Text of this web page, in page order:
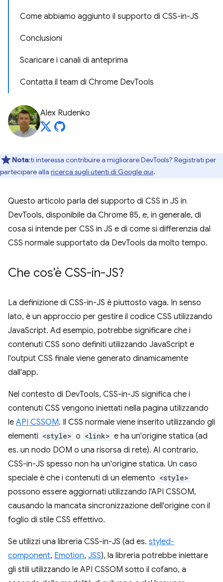
Come abbiamo aggiunto il supporto di CSS-in-JS
Conclusioni
Scaricare i canali di anteprima
Contatta il team di Chrome DevTools
Alex Rudenko
Nota:ti interessa contribuire a migliorare DevTools? Registrati per
partecipare alla ricerca sugli utenti di Google qui.
Questo articolo parla del supporto di CSS in JS in
DevTools, disponibile da Chrome 85, e, in generale, di
cosa si intende per CSS in JS e di come si differenzia dal
CSS normale supportato da DevTools da molto tempo.
Che cos'è CSS-in-JS?
La definizione di CSS-in-JS è piuttosto vaga. In senso
lato, è un approccio per gestire il codice CSS utilizzando
JavaScript. Ad esempio, potrebbe significare che i
contenuti CSS sono definiti utilizzando JavaScript e
l'output CSS finale viene generato dinamicamente
dall'app.
Nel contesto di DevTools, CSS-in-JS significa che i
contenuti CSS vengono iniettati nella pagina utilizzando
le API CSSOM. Il CSS normale viene inserito utilizzando gli
elementi <style> o <link> e ha un'origine statica (ad
es. un nodo DOM o una risorsa di rete). Al contrario,
CSS-in-JS spesso non ha un'origine statica. Un caso
speciale è che i contenuti di un elemento <style>
possono essere aggiornati utilizzando l'API CSSOM,
causando la mancata sincronizzazione dell'origine con il
foglio di stile CSS effettivo.
Se utilizzi una libreria CSS-in-JS (ad es. styled-
component, Emotion, JSS), la libreria potrebbe iniettare
gli stili utilizzando le API CSSOM sotto il cofano, a